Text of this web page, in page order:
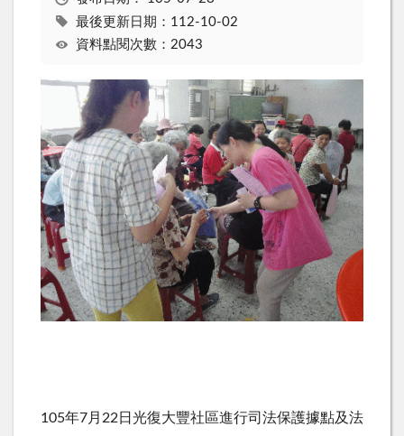
最後更新日期：112-10-02
資料點閱次數：2043
105年7月22日光復大豐社區進行司法保護據點及法